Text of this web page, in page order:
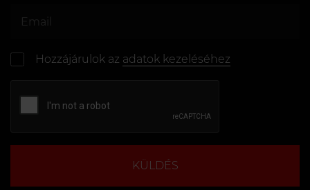
Hozzájárulok az adatok kezeléséhez
KÜLDÉS